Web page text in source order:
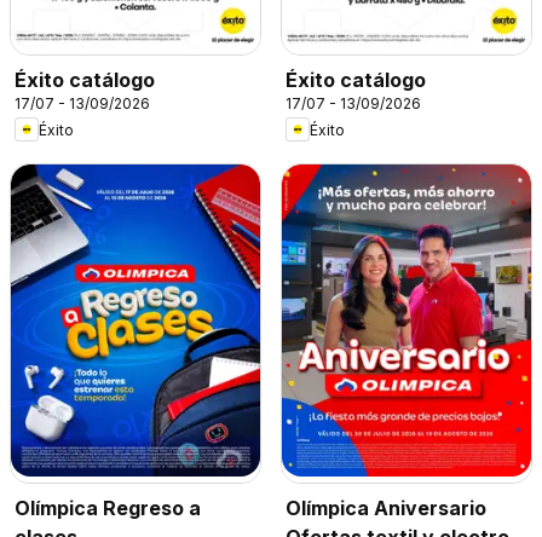
Éxito catálogo
17/07 - 13/09/2026
Éxito
Éxito catálogo
17/07 - 13/09/2026
Éxito
Olímpica Regreso a
Olímpica Aniversario